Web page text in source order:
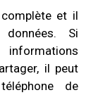
et il
Si
il peut
de